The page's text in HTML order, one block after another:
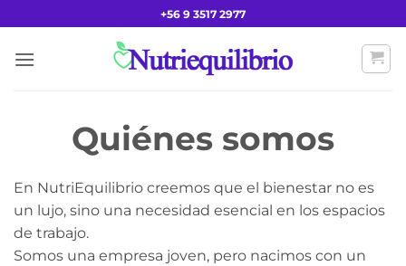
al
contenido
+56 9 3517 2977
Quiénes somos
En NutriEquilibrio creemos que el bienestar no es
un lujo, sino una necesidad esencial en los espacios
de trabajo.
Somos una empresa joven, pero nacimos con un